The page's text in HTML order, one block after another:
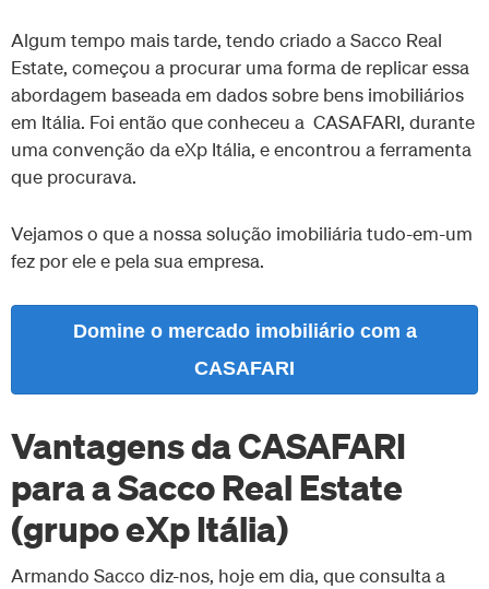
Algum tempo mais tarde, tendo criado a Sacco Real
Estate, começou a procurar uma forma de replicar essa
abordagem baseada em dados sobre bens imobiliários
em Itália. Foi então que conheceu a CASAFARI, durante
uma convenção da eXp Itália, e encontrou a ferramenta
que procurava.
Vejamos o que a nossa solução imobiliária tudo-em-um
fez por ele e pela sua empresa.
Domine o mercado imobiliário com a
CASAFARI
Vantagens da CASAFARI
para a Sacco Real Estate
(grupo eXp Itália)
Armando Sacco diz-nos, hoje em dia, que consulta a